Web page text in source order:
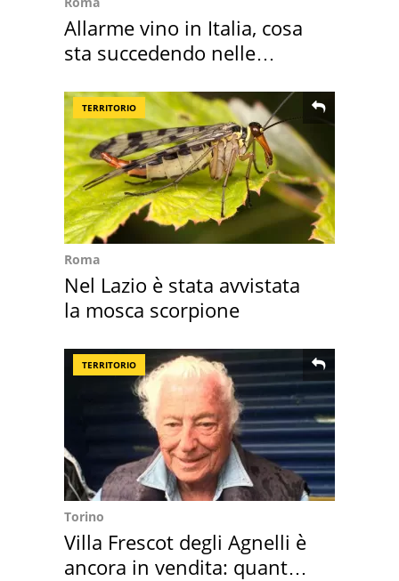
Allarme vino in Italia, cosa
sta succedendo nelle
TERRITORIO
Roma
Nel Lazio è stata avvistata
la mosca scorpione
TERRITORIO
Torino
Villa Frescot degli Agnelli è
ancora in vendita: quanto